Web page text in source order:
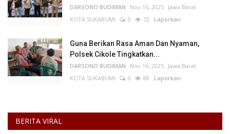
DARSONO BUDIMAN Nov 16, 2025 Jawa Barat
KOTA SUKABUMI
0 72 Laporkan
Guna Berikan Rasa Aman Dan Nyaman,
Polsek Cikole Tingkatkan...
DARSONO BUDIMAN Nov 16, 2025 Jawa Barat
KOTA SUKABUMI
0 88 Laporkan
BERITA VIRAL